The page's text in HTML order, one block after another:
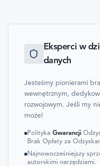
Eksperci w
danych
Jesteśmy pionierami
wewnętrznym,
rozwojowym. Jeśli my
może!
Polityka Gwarancji
Brak Opłaty za
Najnowocześniejszy
autorskimi narzędziami.